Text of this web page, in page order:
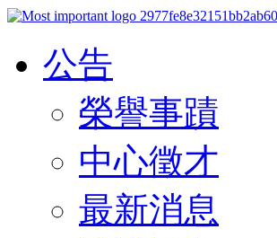
公告
榮譽事蹟
中心徵才
最新消息